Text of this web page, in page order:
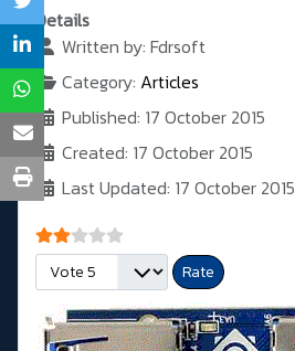
Details
Written by: Fdrsoft
Category: Articles
Published: 17 October 2015
Created: 17 October 2015
Last Updated: 17 October 2015
User Rating:
Please Rate